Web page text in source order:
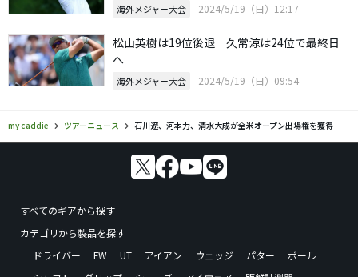
海外メジャー大会 2024/5/19（日）12:17
松山英樹は19位後退 久常涼は24位で最終日
へ
海外メジャー大会 2024/5/19（日）09:54
my caddie ツアーニュース 石川遼、河本力、清水大成が全米オープン出場権を獲得
すべてのギアから探す
カテゴリから製品を探す
ドライバー
FW UT アイアン ウェッジ パター
ボール